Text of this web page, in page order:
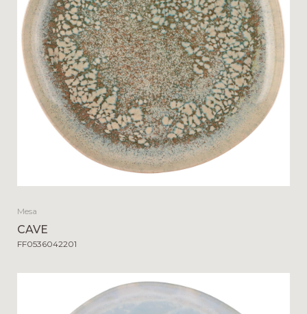
Mesa
CAVE
FF0536042201